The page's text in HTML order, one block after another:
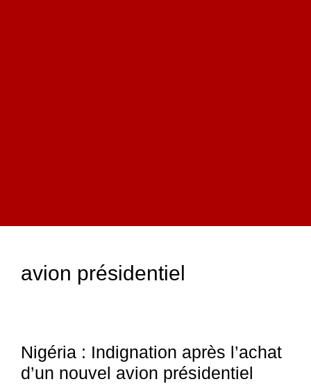
avion présidentiel
Nigéria : Indignation après l’achat
d’un nouvel avion présidentiel